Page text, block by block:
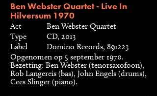
Ben Webster Quartet - Live In
Hilversum 1970
Act
Ben Webster Quartet
Type
CD, 2013
Label
Domino Records, 891223
Opgenomen op 5 september 1970.
Bezetting: Ben Webster (tenorsaxofoon),
Rob Langereis (bas), John Engels (drums),
Cees Slinger (piano).